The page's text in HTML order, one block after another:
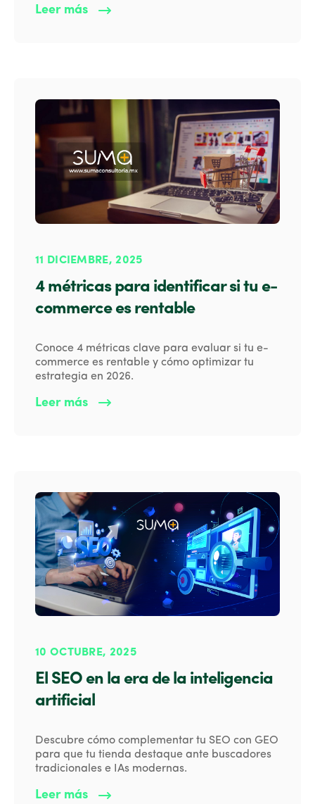
Leer más
11 DICIEMBRE, 2025
4 métricas para identificar si tu e-
commerce es rentable
Conoce 4 métricas clave para evaluar si tu e-
commerce es rentable y cómo optimizar tu
estrategia en 2026.
Leer más
10 OCTUBRE, 2025
El SEO en la era de la inteligencia
artificial
Descubre cómo complementar tu SEO con GEO
para que tu tienda destaque ante buscadores
tradicionales e IAs modernas.
Leer más